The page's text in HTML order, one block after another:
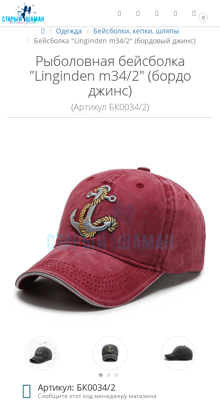
0
Одежда
Бейсболки, кепки, шляпы
Бейсболка "Linginden m34/2" (бордовый джинс)
Рыболовная бейсболка
"Linginden m34/2" (бордо
джинс)
(Артикул БК0034/2)
Артикул: БК0034/2
Сообщите этот код менеджеру магазина